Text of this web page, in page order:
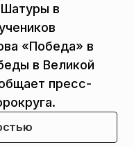
в
«Победа» в
в Великой
пресс-